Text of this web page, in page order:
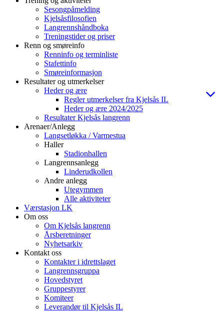
Sesongpåmelding
Kjelsåsfilosofien
Langrennshåndboka
Treningstider og priser
Renn og smøreinfo
Renninfo og terminliste
Stafettinfo
Smøreinformasjon
Resultater og utmerkelser
Heder og ære
Regler utmerkelser fra Kjelsås IL
Heder og ære 2024/2025
Resultater Kjelsås langrenn
Arenaer/Anlegg
Langsetløkka / Varmestua
Haller
Stadionhallen
Langrennsanlegg
Linderudkollen
Andre anlegg
Utegymmen
Alle aktiviteter
Værstasjon LK
Om oss
Om Kjelsås langrenn
Årsberetninger
Nyhetsarkiv
Kontakt oss
Kontakter i idrettslaget
Langrennsgruppa
Hovedstyret
Gruppestyrer
Komiteer
Leverandør til Kjelsås IL